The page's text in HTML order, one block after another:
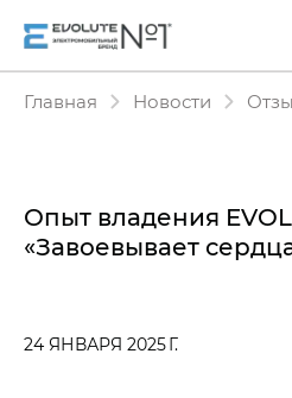
Главная Новости
Опыт владения
«Завоевывает
24 ЯНВАРЯ 2025 Г.